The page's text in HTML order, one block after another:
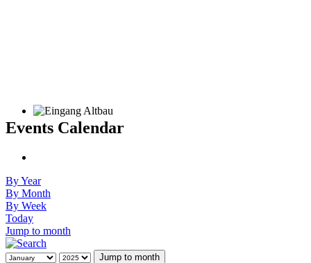
Events Calendar
By Year
By Month
By Week
Today
Jump to month
Jump to month